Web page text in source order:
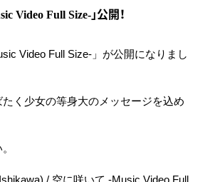
Video Full Size-」公開！
Video Full Size-」が公開になりまし
く少女の等身大のメッセージを込め